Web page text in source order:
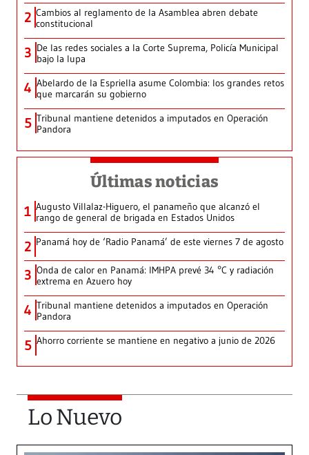
2 Cambios al reglamento de la Asamblea abren debate
constitucional
3 De las redes sociales a la Corte Suprema, Policía Municipal
bajo la lupa
4 Abelardo de la Espriella asume Colombia: los grandes retos
que marcarán su gobierno
5 Tribunal mantiene detenidos a imputados en Operación
Pandora
Últimas noticias
1 Augusto Villalaz-Higuero, el panameño que alcanzó el
rango de general de brigada en Estados Unidos
2 Panamá hoy de ‘Radio Panamá’ de este viernes 7 de agosto
3 Onda de calor en Panamá: IMHPA prevé 34 °C y radiación
extrema en Azuero hoy
4 Tribunal mantiene detenidos a imputados en Operación
Pandora
5 Ahorro corriente se mantiene en negativo a junio de 2026
Lo Nuevo